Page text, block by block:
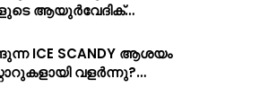
ആയുർവേദിക്…
ICE SCANDY ആശയം
വളർന്നു?…